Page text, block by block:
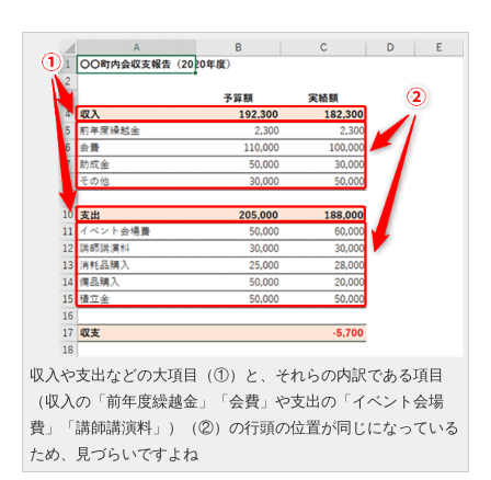
収入や支出などの大項目（①）と、それらの内訳である項目
（収入の「前年度繰越金」「会費」や支出の「イベント会場
費」「講師講演料」）（②）の行頭の位置が同じになっている
ため、見づらいですよね